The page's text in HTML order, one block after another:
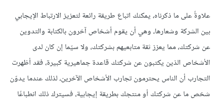
علاوةً على ما ذكرناه، يمكنك اتباع طريقة رائعة لتعزيز الارتباط الإيجابي
بين الشركة وشعارها، وهي أن يقوم أشخاص آخرون بالكتابة والتدوين
عن شركتك، مما يعزز ثقة متابعيهم بشركتك، ولا سيّما إن كان لدى
الأشخاص الذين يكتبون عن شركتك قاعدة جماهيرية كبيرة، فقد أظهرت
التجارب أن الناس يحترمون تجارب الأشخاص الآخرين، لذلك عندما يدوّن
شخص ما عن شركتك أو منتجك بطريقة إيجابية، فسيترك ذلك انطباعًا